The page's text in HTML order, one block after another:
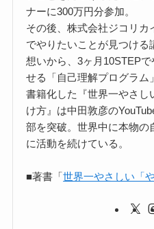
ナーに300万円分参加。
その後、株式会社ジコリカ
でやりたいことが見つける
想いから、3ヶ月10STEP
せる「自己理解プログラム
書籍化した『世界一やさし
け方』は中田敦彦の
部を突破。世界中に本物の
に活動を続けている。
■著書「世界一やさしい「